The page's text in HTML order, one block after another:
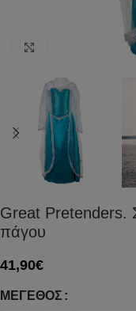
Great Pretenders.
πάγου
41,90€
ΜΈΓΕΘΟΣ